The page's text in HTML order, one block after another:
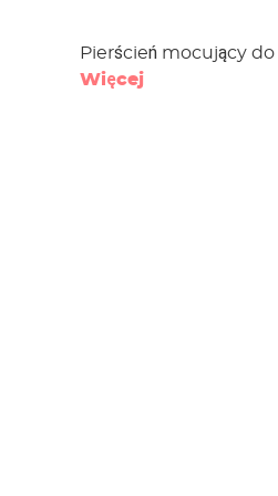
Pierścień mocujący
Więcej